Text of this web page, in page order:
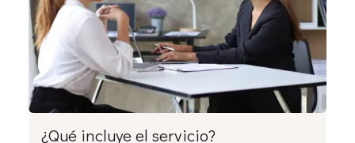
¿Qué incluye el servicio?